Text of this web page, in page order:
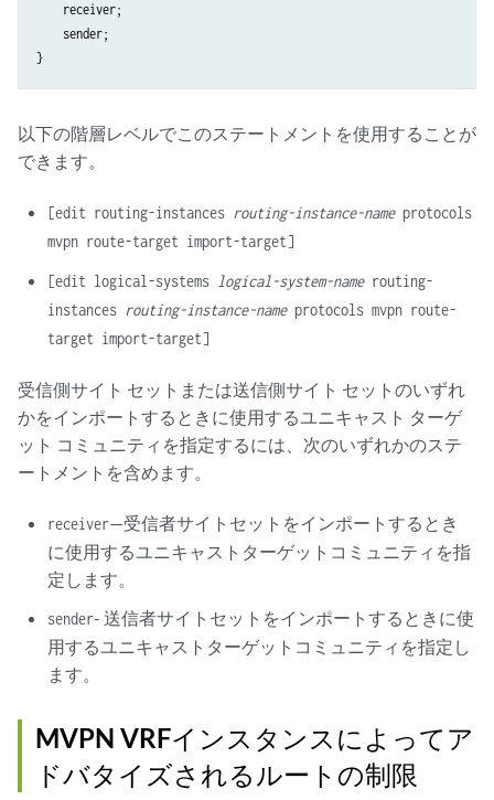
    receiver;
    sender;
以下の階層レベルでこのステートメントを使用することが
できます。
[edit routing-instances routing-instance-nameprotocols
mvpn route-target import-target]
[edit logical-systems logical-system-namerouting-
instances routing-instance-nameprotocols mvpn route-
target import-target]
受信側サイト セットまたは送信側サイト セットのいずれ
かをインポートするときに使用するユニキャスト ターゲ
ット コミュニティを指定するには、次のいずれかのステ
ートメントを含めます。
receiver—受信者サイトセットをインポートするとき
に使用するユニキャストターゲットコミュニティを指
定します。
sender- 送信者サイトセットをインポートするときに使
用するユニキャストターゲットコミュニティを指定し
ます。
MVPN VRFインスタンスによってア
ドバタイズされるルートの制限